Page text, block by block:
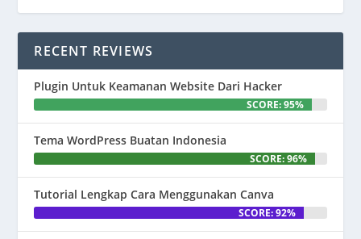
RECENT REVIEWS
Plugin Untuk Keamanan Website Dari Hacker
SCORE: 95%
Tema WordPress Buatan Indonesia
SCORE: 96%
Tutorial Lengkap Cara Menggunakan Canva
SCORE: 92%